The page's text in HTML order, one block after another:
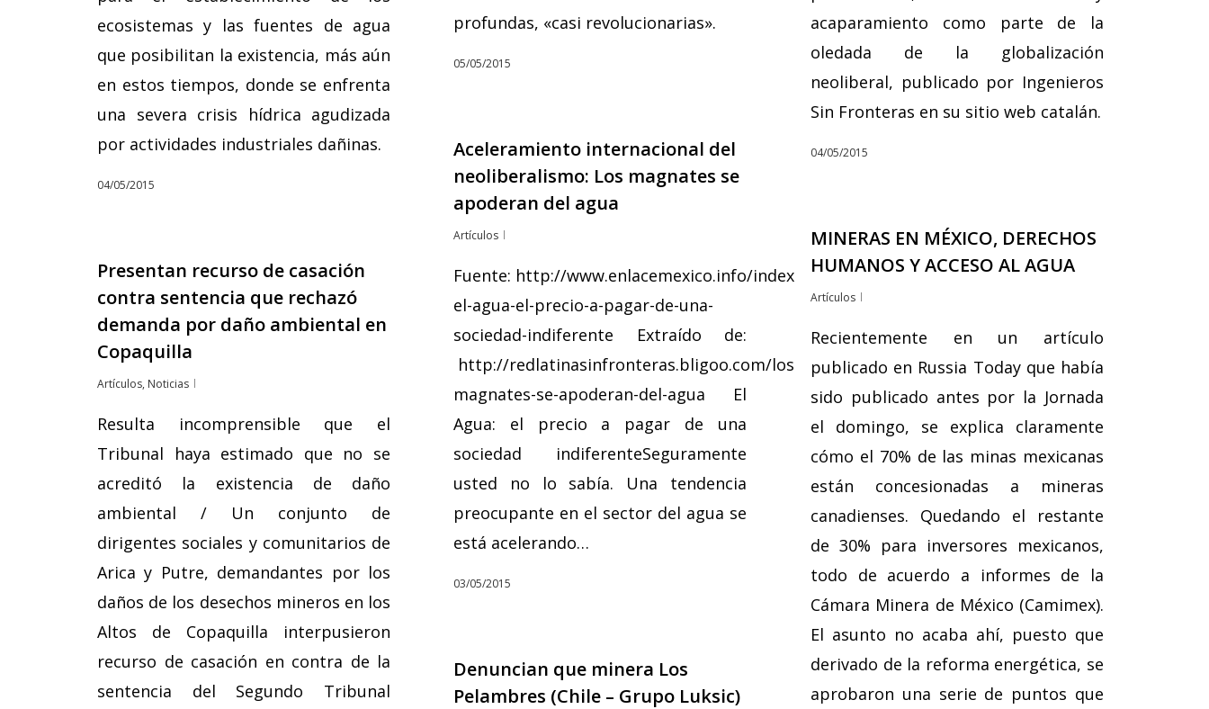
profundas, «casi revolucionarias».
05/05/2015
acaparamiento como parte de la
oledada de la globalización
neoliberal, publicado por Ingenieros
Sin Fronteras en su sitio web catalán.
04/05/2015
ecosistemas y las fuentes de agua
que posibilitan la existencia, más aún
en estos tiempos, donde se enfrenta
una severa crisis hídrica agudizada
por actividades industriales dañinas.
04/05/2015
Aceleramiento internacional del
neoliberalismo: Los magnates se
apoderan del agua
Artículos
Fuente: http://www.enlacemexico.info/index.php/actualidad/ecologia/1128-
el-agua-el-precio-a-pagar-de-una-
sociedad-indiferente Extraído de:
http://redlatinasinfronteras.bligoo.com/los-
magnates-se-apoderan-del-agua El
Agua: el precio a pagar de una
sociedad indiferenteSeguramente
usted no lo sabía. Una tendencia
preocupante en el sector del agua se
está acelerando…
03/05/2015
MINERAS EN MÉXICO, DERECHOS
HUMANOS Y ACCESO AL AGUA
Artículos
Recientemente en un artículo
publicado en Russia Today que había
sido publicado antes por la Jornada
el domingo, se explica claramente
cómo el 70% de las minas mexicanas
están concesionadas a mineras
canadienses. Quedando el restante
de 30% para inversores mexicanos,
todo de acuerdo a informes de la
Cámara Minera de México (Camimex).
El asunto no acaba ahí, puesto que
derivado de la reforma energética, se
aprobaron una serie de puntos que
Presentan recurso de casación
contra sentencia que rechazó
demanda por daño ambiental en
Copaquilla
Artículos, Noticias
Resulta incomprensible que el
Tribunal haya estimado que no se
acreditó la existencia de daño
ambiental / Un conjunto de
dirigentes sociales y comunitarios de
Arica y Putre, demandantes por los
daños de los desechos mineros en los
Altos de Copaquilla interpusieron
recurso de casación en contra de la
sentencia del Segundo Tribunal
Denuncian que minera Los
Pelambres (Chile – Grupo Luksic)